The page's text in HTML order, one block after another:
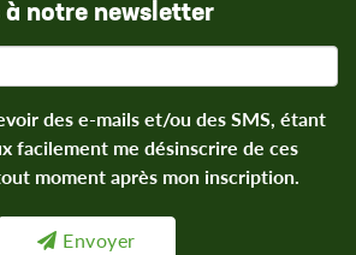
à notre newsletter
des e-mails et/ou des SMS, étant
facilement me désinscrire de ces
moment après mon inscription.
Envoyer